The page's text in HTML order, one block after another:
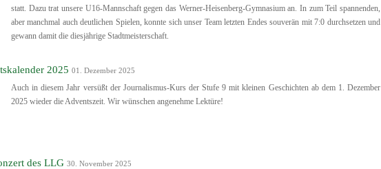
statt. Dazu trat unsere U16-Mannschaft gegen das Werner-Heisenberg-Gymnasium an. In zum Teil spannenden,
aber manchmal auch deutlichen Spielen, konnte sich unser Team letzten Endes souverän mit 7:0 durchsetzen und
gewann damit die diesjährige Stadtmeisterschaft.
2025 01. Dezember 2025
Auch in diesem Jahr versüßt der Journalismus-Kurs der Stufe 9 mit kleinen Geschichten ab dem 1. Dezember
2025 wieder die Adventszeit. Wir wünschen angenehme Lektüre!
des LLG 30. November 2025